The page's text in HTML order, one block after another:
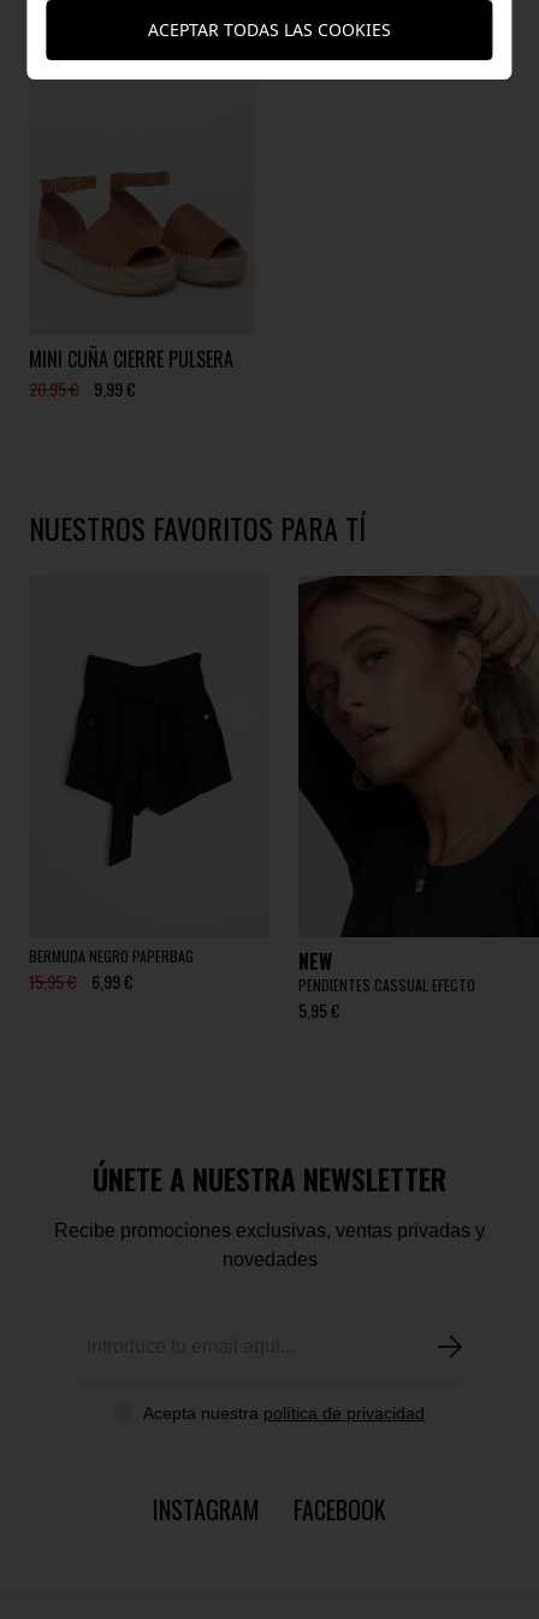
MINI CUÑA CIERRE PULSERA
20,95 € 9,99 €
NUESTROS FAVORITOS PARA TÍ
BERMUDA NEGRO PAPERBAG
15,95 € 6,99 €
NEW
PENDIENTES CASSUAL EFECTO
5,95 €
ÚNETE A NUESTRA NEWSLETTER
Recibe promociones exclusivas, ventas privadas y
novedades
Acepta nuestra política de privacidad
INSTAGRAM FACEBOOK
ACEPTAR TODAS LAS COOKIES